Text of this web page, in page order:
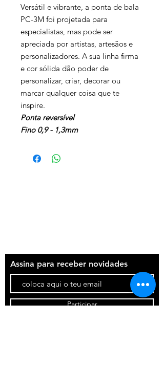
Versátil e vibrante, a ponta de bala
PC-3M foi projetada para
especialistas, mas pode ser
apreciada por artistas, artesãos e
personalizadores. A sua linha firma
e cor sólida dão poder de
personalizar, criar, decorar ou
marcar qualquer coisa que te
inspire.
Ponta reversível
Fino 0,9 - 1,3mm
Assina para receber novidades
Participar